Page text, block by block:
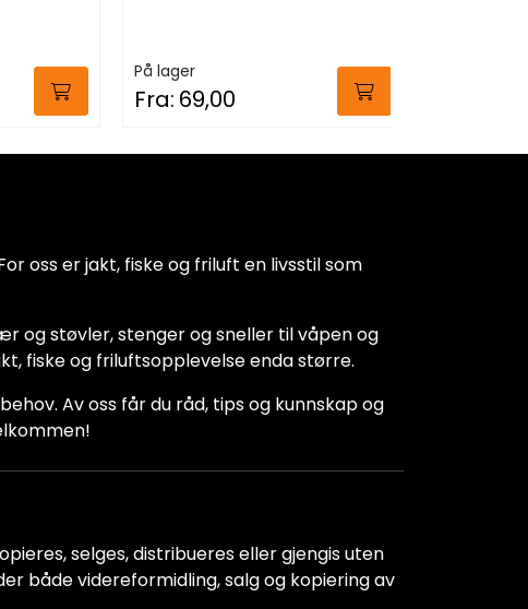
På lager
Fra: 69,00
oss er jakt, fiske og friluft en livsstil som
og støvler, stenger og sneller til våpen og
fiske og friluftsopplevelse enda større.
Av oss får du råd, tips og kunnskap og
selges, distribueres eller gjengis uten
både videreformidling, salg og kopiering av